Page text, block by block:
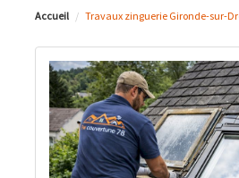
Accueil Travaux zinguerie Gironde-sur-